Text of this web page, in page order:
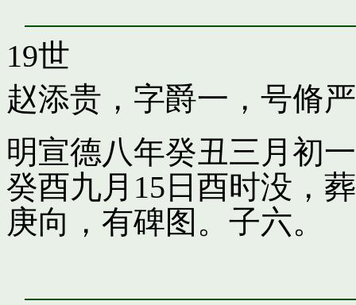
19世
赵添贵，字爵一，号脩严
明宣德八年癸丑三月初
癸酉九月15日酉时没，
庚向，有碑图。子六。